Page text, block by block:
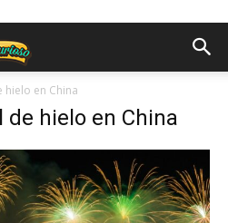
hielo en China
hielo en China